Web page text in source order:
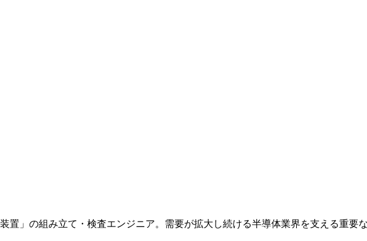
置」の組み立て・検査エンジニア。需要が拡大し続ける半導体業界を支える重要